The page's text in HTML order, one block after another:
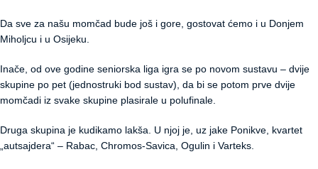
Da sve za našu momčad bude još i gore, gostovat ćemo i u Donjem
Miholjcu i u Osijeku.
Inače, od ove godine seniorska liga igra se po novom sustavu – dvije
skupine po pet (jednostruki bod sustav), da bi se potom prve dvije
momčadi iz svake skupine plasirale u polufinale.
Druga skupina je kudikamo lakša. U njoj je, uz jake Ponikve, kvartet
„autsajdera“ – Rabac, Chromos-Savica, Ogulin i Varteks.